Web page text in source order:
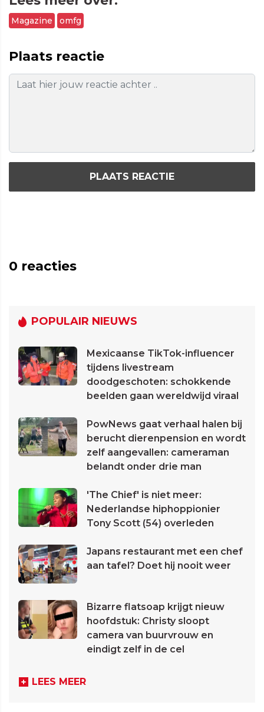
Magazine omfg
Plaats reactie
PLAATS REACTIE
0 reacties
POPULAIR NIEUWS
Mexicaanse TikTok-influencer
tijdens livestream
doodgeschoten: schokkende
beelden gaan wereldwijd viraal
PowNews gaat verhaal halen bij
berucht dierenpension en wordt
zelf aangevallen: cameraman
belandt onder drie man
'The Chief' is niet meer:
Nederlandse hiphoppionier
Tony Scott (54) overleden
Japans restaurant met een chef
aan tafel? Doet hij nooit weer
Bizarre flatsoap krijgt nieuw
hoofdstuk: Christy sloopt
camera van buurvrouw en
eindigt zelf in de cel
LEES MEER